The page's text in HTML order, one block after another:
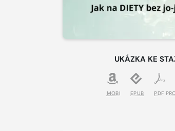
UKÁZKA KE
MOBI EPUB PDF